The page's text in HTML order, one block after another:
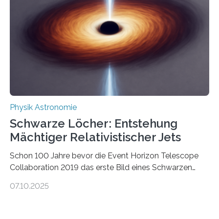
Wissenschaftsjournal Science Advances veröffentlichte
die Herleitung. (DOI: 10.1126/sciadv.adw8462)
Verbrennungsmotoren oder Dampfturbinen sind
Wärmekraftmaschinen: Sie wandeln thermische
Energie in mechanische Bewegung um – oder anders
ausgedrückt, Wärme in Bewegung. In
quantenmechanischen Experimenten ist es in den…
Physik Astronomie
Schwarze Löcher: Entstehung
Mächtiger Relativistischer Jets
Schon 100 Jahre bevor die Event Horizon Telescope
Collaboration 2019 das erste Bild eines Schwarzen
hatte der Astronom Heber Curtis einen seltsamen
07.10.2025